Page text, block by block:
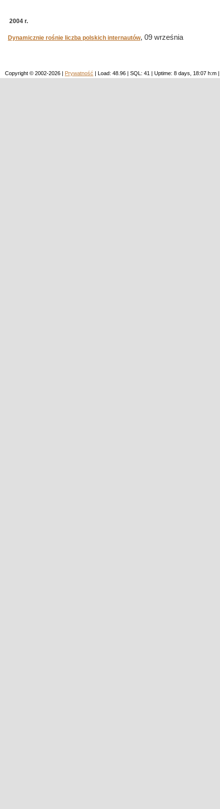
2004 r.
Dynamicznie rośnie liczba polskich internautów, 09 września
Copyright © 2002-2026 | Prywatność | Load: 48.96 | SQL: 41 | Uptime: 8 days, 18:07